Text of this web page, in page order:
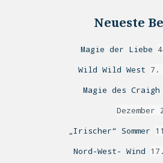
Neueste
Magie der Liebe
Wild Wild West 7.
Magie des Craigh
Dezember
„Irischer“ Sommer
Nord-West- Wind